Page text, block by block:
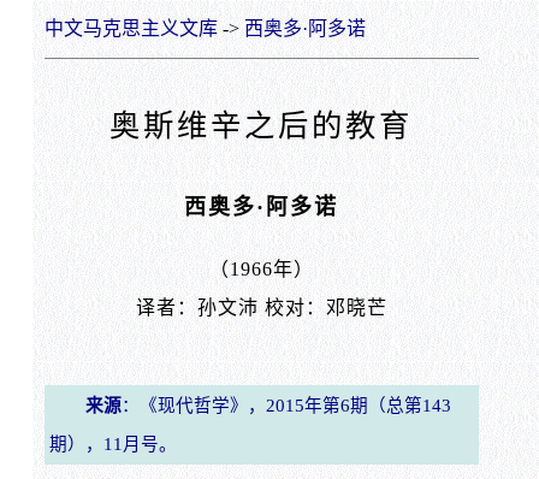
中文马克思主义文库-> 西奥多·阿多诺
奥斯维辛之后的教育
西奥多·阿多诺
（1966年）
译者：孙文沛 校对：邓晓芒
来源：《现代哲学》，2015年第6期（总第143
期），11月号。